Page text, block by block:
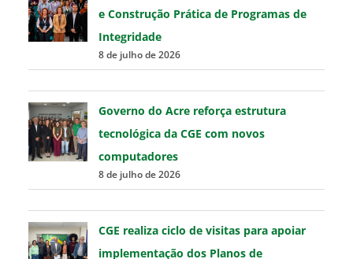
e Construção Prática de Programas de
Integridade
8 de julho de 2026
Governo do Acre reforça estrutura
tecnológica da CGE com novos
computadores
8 de julho de 2026
CGE realiza ciclo de visitas para apoiar
implementação dos Planos de